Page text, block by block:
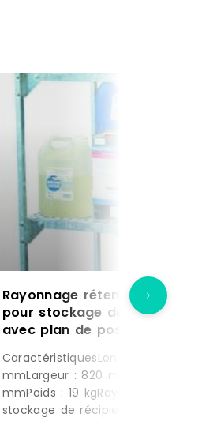
Rayonnage rétention 65 l –
pour stockage de 1 fût de
avec plan de pose
CaractéristiquesLongueur : 450
mmLargeur : 820 mmHauteur :
mmPoids : 19 kgRayonnage pour
stockage de récipients et 1 fût